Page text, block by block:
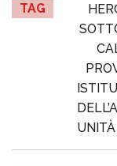
TAG